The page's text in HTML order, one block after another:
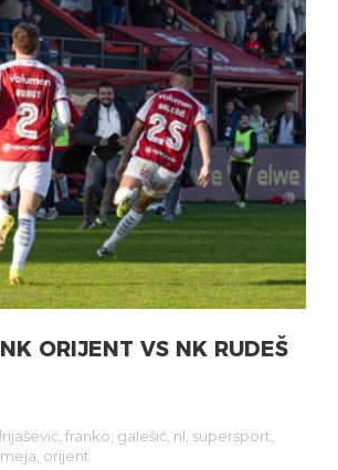
ORIJENT VS NK RUDEŠ
franko galešić nl supersport
orijent